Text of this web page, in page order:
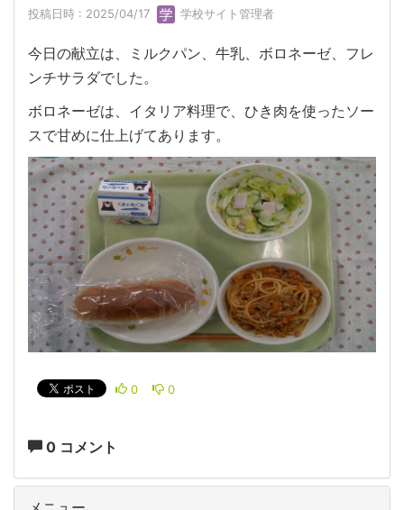
投稿日時 : 2025/04/17 学校サイト管理者
今日の献立は、ミルクパン、牛乳、ボロネーゼ、フレ
ンチサラダでした。
ボロネーゼは、イタリア料理で、ひき肉を使ったソー
スで甘めに仕上げてあります。
0 0
0 コメント